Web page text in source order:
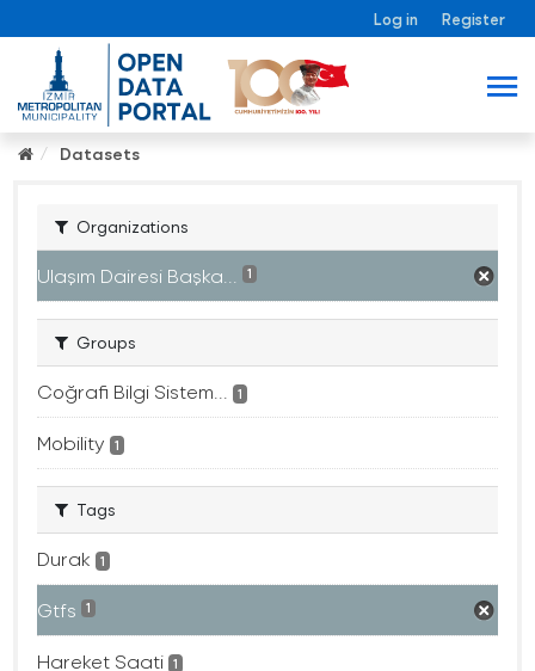
Log in Register
Datasets
Organizations
Ulaşım Dairesi Başka... 1
Groups
Coğrafi Bilgi Sistem... 1
Mobility 1
Tags
Durak 1
Gtfs 1
Hareket Saati 1